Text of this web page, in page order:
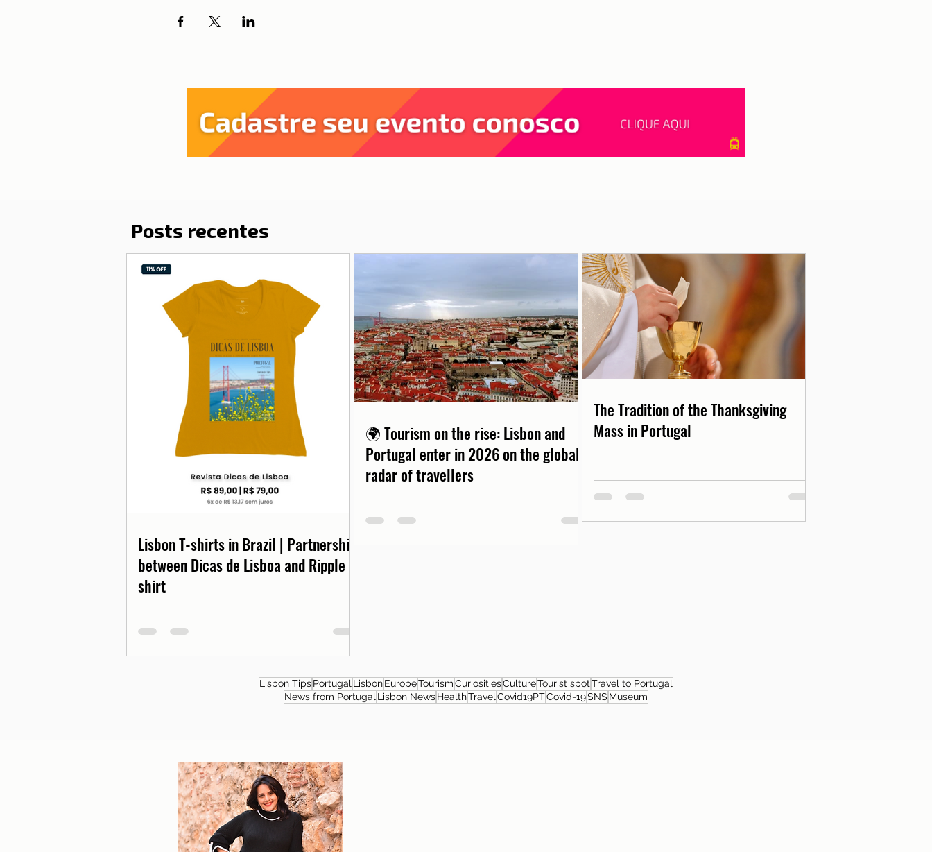
Posts recentes
Lisbon T-shirts in Brazil | Partnership
between Dicas de Lisboa and Ripple T-
shirt
🌍 Tourism on the rise: Lisbon and
Portugal enter in 2026 on the global
radar of travellers
The Tradition of the Thanksgiving
Mass in Portugal
Lisbon TipsPortugal LisbonEuropeTourismCuriositiesCultureTourist spotTravel to Portugal
News from Portugal Lisbon NewsHealthTravel Covid19PTCovid-19SNS Museum